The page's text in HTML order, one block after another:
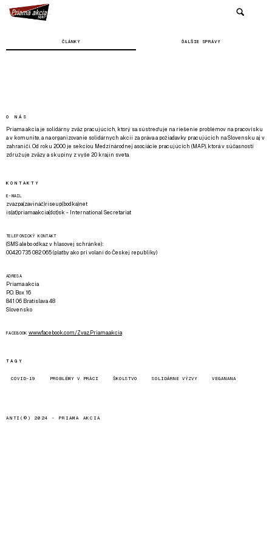
ČLÁNKY ĎALŠIE SPRÁVY
O NÁS
Priama akcia je solidárny zväz pracujúcich, ktorý sa sústreďuje na riešenie problémov na pracovisku
a v komunite, a na organizovanie solidárnych akcií za práva a požiadavky pracujúcich na Slovensku aj v
zahraničí. Od roku 2000 je sekciou Medzinárodnej asociácie pracujúcich (MAP), ktorá v súčasnosti
združuje zväzy a skupiny z vyše 20 krajín sveta.
KONTAKTY
E-MAIL
zvazpa(zavináč)riseup(bodka)net
is(at)priamaakcia(dot)sk - International Secretariat
TELEFONICKÝ KONTAKT
(SMS alebo odkaz v hlasovej schránke):
00420 735 082 065 (platby ako pri volaní do Českej republiky)
ADRESA
Priama akcia
P.O. Box 16
841 06 Bratislava 48
Slovensko
FACEBOOK www.facebook.com/Zvaz.Priama.akcia
TAGY
COVID-19 PROBLÉMY V PRÁCI ŠKOLSTVO SOLIDÁRNE VÝZVY VEGANANA
ANTI(©) 2024 - PRIAMA AKCIA